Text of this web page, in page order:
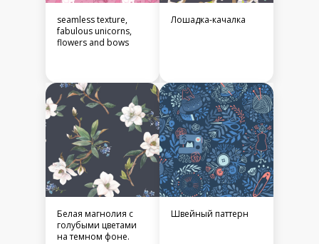
seamless texture,
fabulous unicorns,
flowers and bows
Лошадка-качалка
Белая магнолия с
голубыми цветами
на темном фоне.
Швейный паттерн